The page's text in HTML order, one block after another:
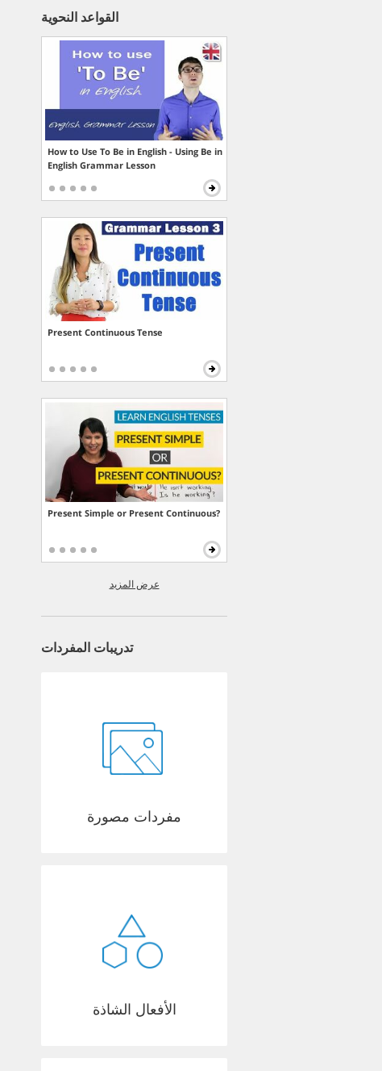
القواعد النحوية
How to Use To Be in English - Using Be in
English Grammar Lesson
Present Continuous Tense
Present Simple or Present Continuous?
عرض المزيد
تدريبات المفردات
مفردات مصورة
الأفعال الشاذة